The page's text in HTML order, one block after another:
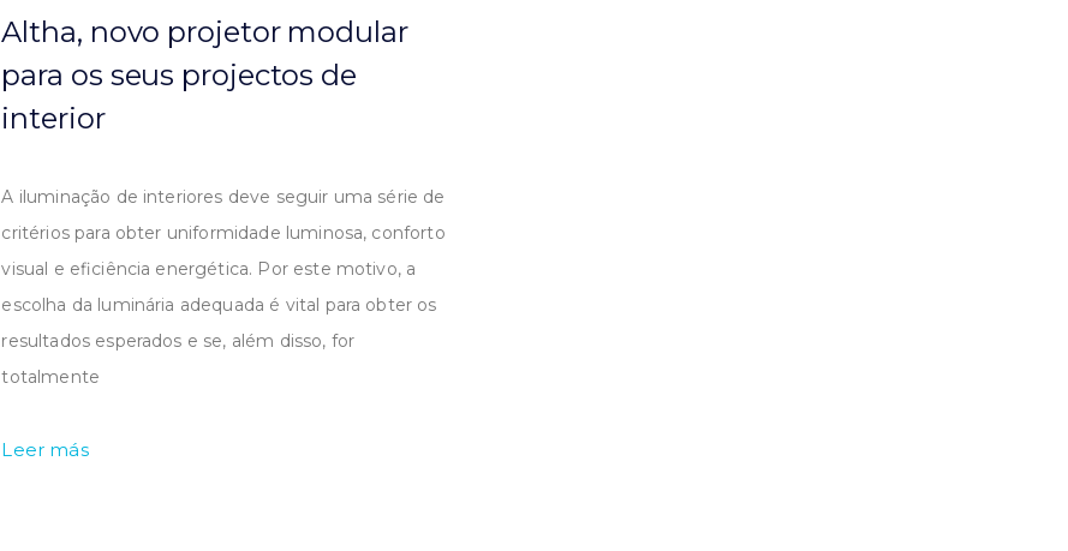
Altha, novo projetor modular
para os seus projectos de
interior
A iluminação de interiores deve seguir uma série de
critérios para obter uniformidade luminosa, conforto
visual e eficiência energética. Por este motivo, a
escolha da luminária adequada é vital para obter os
resultados esperados e se, além disso, for
totalmente
Leer más